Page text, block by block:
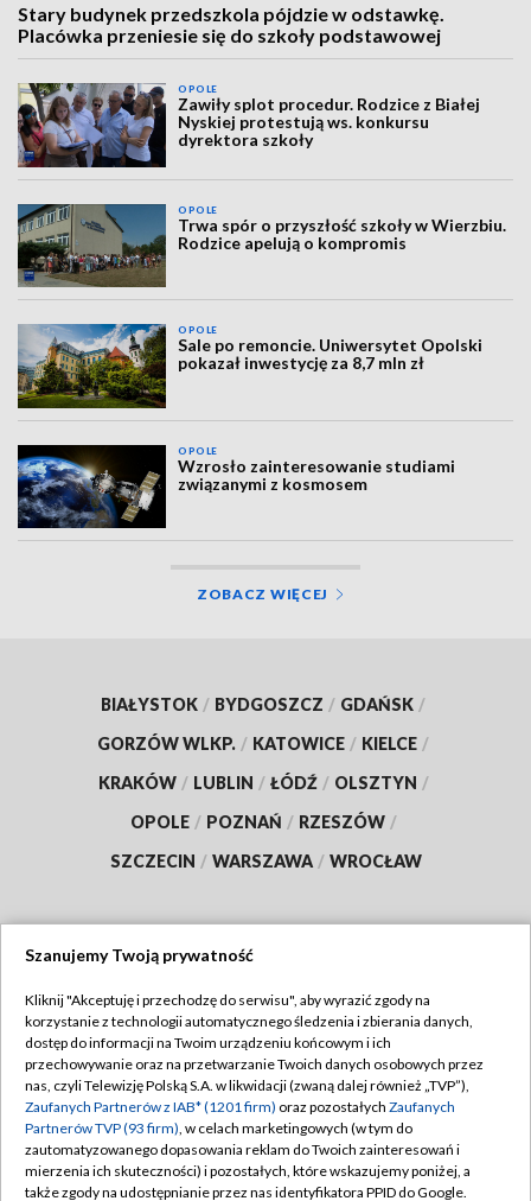
Stary budynek przedszkola pójdzie w odstawkę.
Placówka przeniesie się do szkoły podstawowej
OPOLE
Zawiły splot procedur. Rodzice z Białej
Nyskiej protestują ws. konkursu
dyrektora szkoły
OPOLE
Trwa spór o przyszłość szkoły w Wierzbiu.
Rodzice apelują o kompromis
OPOLE
Sale po remoncie. Uniwersytet Opolski
pokazał inwestycję za 8,7 mln zł
OPOLE
Wzrosło zainteresowanie studiami
związanymi z kosmosem
ZOBACZ WIĘCEJ
BIAŁYSTOK / BYDGOSZCZ / GDAŃSK /
GORZÓW WLKP. / KATOWICE / KIELCE /
KRAKÓW / LUBLIN / ŁÓDŹ / OLSZTYN /
OPOLE / POZNAŃ / RZESZÓW /
SZCZECIN / WARSZAWA / WROCŁAW
TVP
Abonament TVP
Emisja w TVP
Centrum informacji TVP
Naziemna Telewizja Cyfrowa
Regulamin TVP
Polityka prywatności
Moje zgody
Pomoc
Szanujemy Twoją prywatność
Kliknij "Akceptuję i przechodzę do serwisu", aby wyrazić zgody na
korzystanie z technologii automatycznego śledzenia i zbierania danych,
dostęp do informacji na Twoim urządzeniu końcowym i ich
przechowywanie oraz na przetwarzanie Twoich danych osobowych przez
nas, czyli Telewizję Polską S.A. w likwidacji (zwaną dalej również „TVP”),
Zaufanych Partnerów z IAB* (1201 firm) oraz pozostałych Zaufanych
Partnerów TVP (93 firm), w celach marketingowych (w tym do
zautomatyzowanego dopasowania reklam do Twoich zainteresowań i
mierzenia ich skuteczności) i pozostałych, które wskazujemy poniżej, a
także zgody na udostępnianie przez nas identyfikatora PPID do Google.